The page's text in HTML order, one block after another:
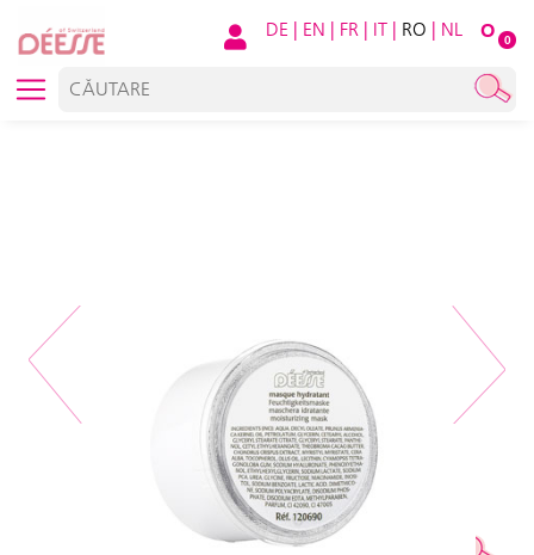
O 0
DE | EN | FR | IT | RO | NL
Next